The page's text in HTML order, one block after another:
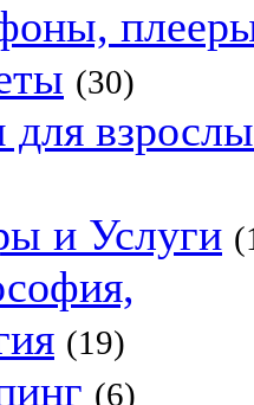
(30)
и Услуги
(19)
(6)